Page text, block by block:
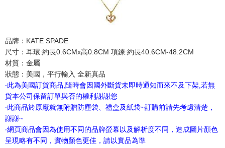
品牌：KATE SPADE
尺寸：耳環:約長0.6CMx高0.8CM 項鍊:約長40.6CM-48.2CM
材質：金屬
狀態：美國，平行輸入 全新真品
‧此為美國訂貨商品,隨時會因國外斷貨未即時通知而來不及下架,若無
貨本公司保留訂單與否的權利謝謝您
‧此商品於原廠就無附贈防塵袋、禮盒及紙袋~訂購前請先考慮清楚，
謝謝~
‧網頁商品會因為使用不同的品牌螢幕以及解析度不同，造成圖片顏色
呈現略有不同，實物顏色更佳，請以實品為準